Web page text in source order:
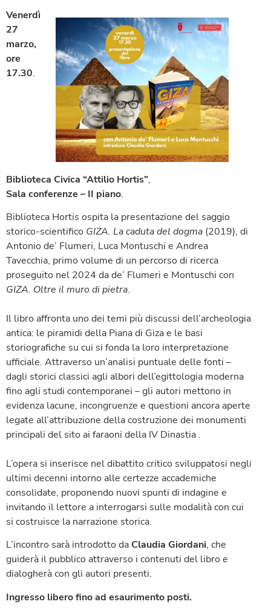
Venerdì
27
marzo,
ore
17.30.
Biblioteca Civica “Attilio Hortis”,
Sala conferenze – II piano.
Biblioteca Hortis ospita la presentazione del saggio
storico-scientifico GIZA. La caduta del dogma (2019), di
Antonio de’ Flumeri, Luca Montuschi e Andrea
Tavecchia, primo volume di un percorso di ricerca
proseguito nel 2024 da de’ Flumeri e Montuschi con
GIZA. Oltre il muro di pietra.
Il libro affronta uno dei temi più discussi dell’archeologia
antica: le piramidi della Piana di Giza e le basi
storiografiche su cui si fonda la loro interpretazione
ufficiale. Attraverso un’analisi puntuale delle fonti –
dagli storici classici agli albori dell’egittologia moderna
fino agli studi contemporanei – gli autori mettono in
evidenza lacune, incongruenze e questioni ancora aperte
legate all’attribuzione della costruzione dei monumenti
principali del sito ai faraoni della IV Dinastia .
L’opera si inserisce nel dibattito critico sviluppatosi negli
ultimi decenni intorno alle certezze accademiche
consolidate, proponendo nuovi spunti di indagine e
invitando il lettore a interrogarsi sulle modalità con cui
si costruisce la narrazione storica.
L’incontro sarà introdotto daClaudia Giordani, che
guiderà il pubblico attraverso i contenuti del libro e
dialogherà con gli autori presenti.
Ingresso libero fino ad esaurimento posti.